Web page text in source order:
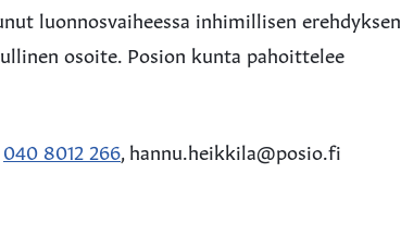
luonnosvaiheessa inhimillisen erehdyksen
osoite. Posion kunta pahoittelee
040 8012 266, hannu.heikkila@posio.fi